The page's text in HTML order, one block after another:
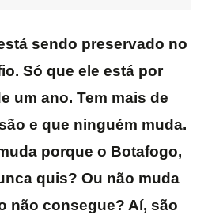
sendo preservado no
Só que ele está por
um ano. Tem mais de
e que ninguém muda.
porque o Botafogo,
quis? Ou não muda
não consegue? Aí, são